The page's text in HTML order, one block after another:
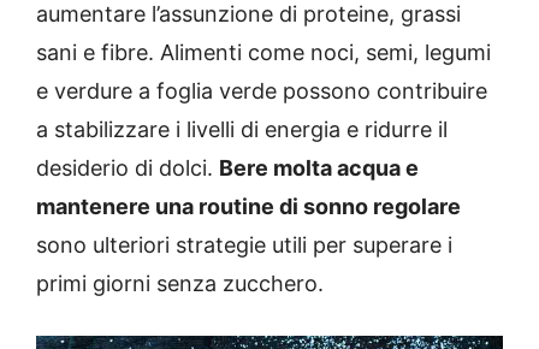
aumentare l’assunzione di proteine, grassi
sani e fibre. Alimenti come noci, semi, legumi
e verdure a foglia verde possono contribuire
a stabilizzare i livelli di energia e ridurre il
desiderio di dolci. Bere molta acqua e
mantenere una routine di sonno regolare
sono ulteriori strategie utili per superare i
primi giorni senza zucchero.